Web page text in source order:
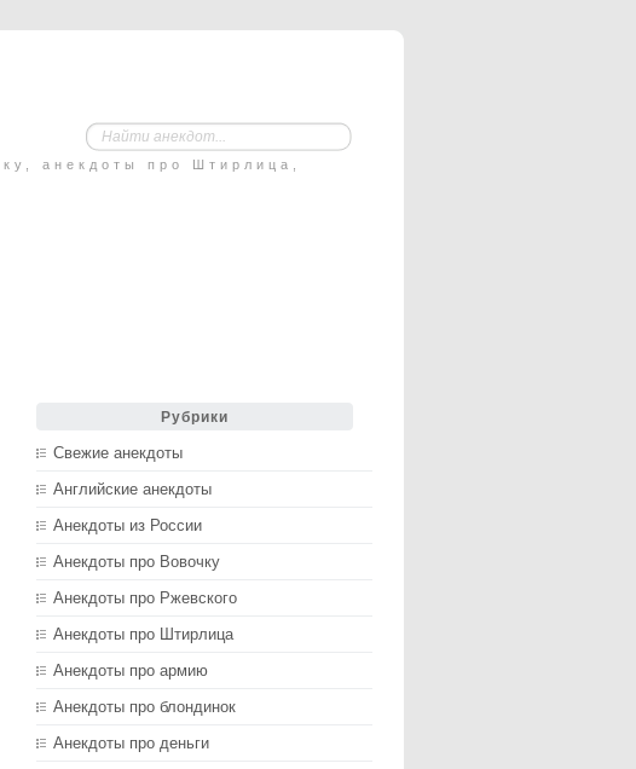
анекдоты про Штирлица,
Рубрики
Свежие анекдоты
Английские анекдоты
Анекдоты из России
Анекдоты про Вовочку
Анекдоты про Ржевского
Анекдоты про Штирлица
Анекдоты про армию
Анекдоты про блондинок
Анекдоты про деньги